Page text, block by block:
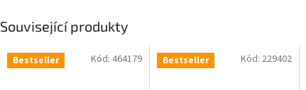
Související produkty
Bestseller Kód: 464179 Bestseller Kód: 229402